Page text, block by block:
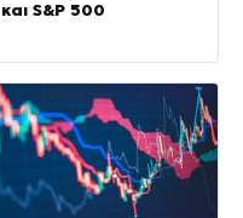
και S&P 500